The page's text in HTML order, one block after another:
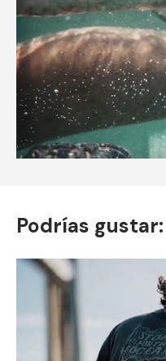
Podrías gustar: